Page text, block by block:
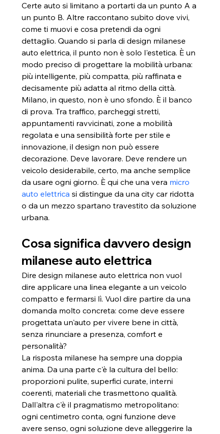
Certe auto si limitano a portarti da un punto A a
un punto B. Altre raccontano subito dove vivi,
come ti muovi e cosa pretendi da ogni
dettaglio. Quando si parla di design milanese
auto elettrica, il punto non è solo l'estetica. È un
modo preciso di progettare la mobilità urbana:
più intelligente, più compatta, più raffinata e
decisamente più adatta al ritmo della città.
Milano, in questo, non è uno sfondo. È il banco
di prova. Tra traffico, parcheggi stretti,
appuntamenti ravvicinati, zone a mobilità
regolata e una sensibilità forte per stile e
innovazione, il design non può essere
decorazione. Deve lavorare. Deve rendere un
veicolo desiderabile, certo, ma anche semplice
da usare ogni giorno. È qui che una vera micro
auto elettrica si distingue da una city car ridotta
o da un mezzo spartano travestito da soluzione
urbana.
Cosa significa davvero design
milanese auto elettrica
Dire design milanese auto elettrica non vuol
dire applicare una linea elegante a un veicolo
compatto e fermarsi lì. Vuol dire partire da una
domanda molto concreta: come deve essere
progettata un'auto per vivere bene in città,
senza rinunciare a presenza, comfort e
personalità?
La risposta milanese ha sempre una doppia
anima. Da una parte c'è la cultura del bello:
proporzioni pulite, superfici curate, interni
coerenti, materiali che trasmettono qualità.
Dall'altra c'è il pragmatismo metropolitano:
ogni centimetro conta, ogni funzione deve
avere senso, ogni soluzione deve alleggerire la